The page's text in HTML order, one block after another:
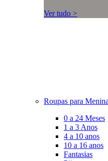
Ver tudo >
Roupas para
0 a 24 Meses
1 a 3 Anos
4 a 10 anos
10 a 16 anos
Fantasias